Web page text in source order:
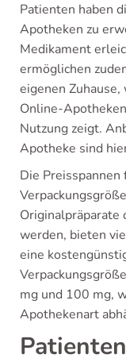
Patienten haben
Apotheken zu
Medikament
ermöglichen
eigenen
Online-
Nutzung zeigt.
Apotheke sind
Die Preisspannen
Originalpräparate
werden, bieten
eine
mg und 100 mg,
Apothekenart